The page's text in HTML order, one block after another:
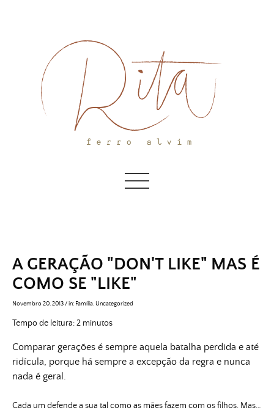
A GERAÇÃO "DON'T LIKE" MAS É
COMO SE "LIKE"
Novembro 20, 2013/in: Família Uncategorized
Tempo de leitura:2 minutos
Comparar gerações é sempre aquela batalha perdida e até
ridícula, porque há sempre a excepção da regra e nunca
nada é geral.
Cada um defende a sua tal como as mães fazem com os filhos. Mas…